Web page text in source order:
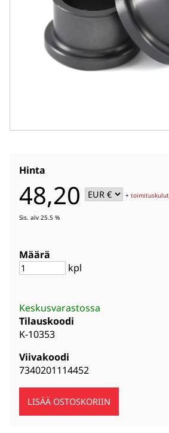
Hinta
48,20 +toimituskulut
Sis. alv 25.5 %
Määrä
kpl
Keskusvarastossa
Tilauskoodi
K-10353
Viivakoodi
7340201114452